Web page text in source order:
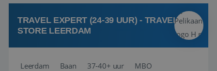
team het reisbureau verder...
TRAVEL EXPERT (24-39 UUR) - TRAVEL
STORE LEERDAM
Leerdam Baan 37-40+ uur MBO